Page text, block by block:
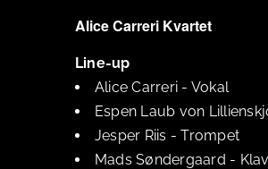
Alice Carreri Kvartet
Line-up
Alice Carreri - Vokal
Espen Laub von
Jesper Riis -Trompet
Mads Søndergaard -